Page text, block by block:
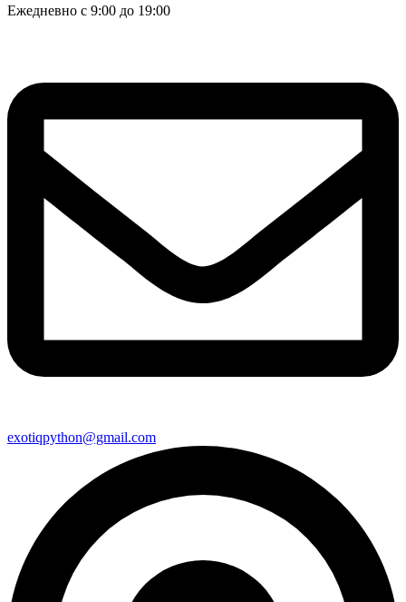
Ежедневно с 9:00 до 19:00
exotiqpython@gmail.com